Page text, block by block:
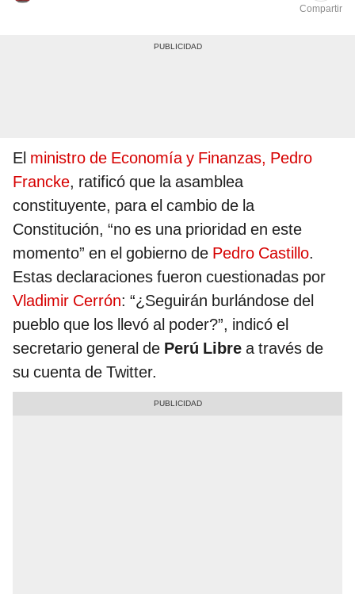
Compartir
El ministro de Economía y Finanzas, Pedro
Francke, ratificó que la asamblea
constituyente, para el cambio de la
Constitución, “no es una prioridad en este
momento” en el gobierno de Pedro Castillo.
Estas declaraciones fueron cuestionadas por
Vladimir Cerrón: “¿Seguirán burlándose del
pueblo que los llevó al poder?”, indicó el
secretario general de Perú Libre a través de
su cuenta de Twitter.